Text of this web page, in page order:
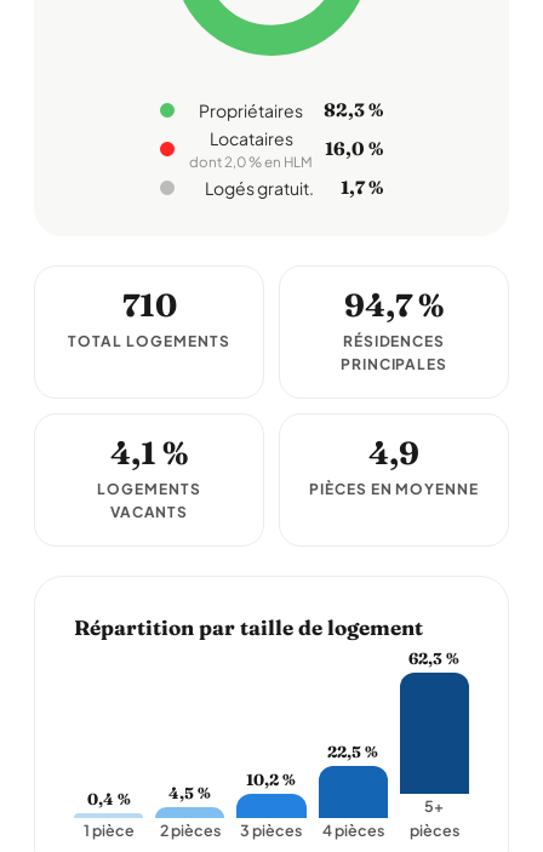
Propriétaires 82,3 %
Locataires
dont 2,0 % en HLM
16,0 %
Logés gratuit. 1,7 %
710
TOTAL LOGEMENTS
94,7 %
RÉSIDENCES
PRINCIPALES
4,1 %
LOGEMENTS
VACANTS
4,9
PIÈCES EN MOYENNE
Répartition par taille de logement
0,4 %
1 pièce
4,5 %
2 pièces
10,2 %
3 pièces
22,5 %
4 pièces
62,3 %
5+
pièces